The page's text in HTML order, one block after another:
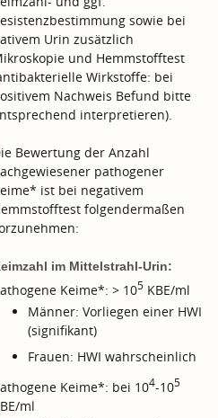
sowie bei
Urin zusätzlich
und Hemmstofftest
Wirkstoffe: bei
Nachweis Befund bitte
interpretieren).
Bewertung der Anzahl
pathogener
ist bei negativem
folgendermaßen
im Mittelstrahl-Urin:
Keime*: > 105 KBE/ml
Männer: Vorliegen einer HWI
(signifikant)
Frauen: HWI wahrscheinlich
Keime*: bei 104-105
ml